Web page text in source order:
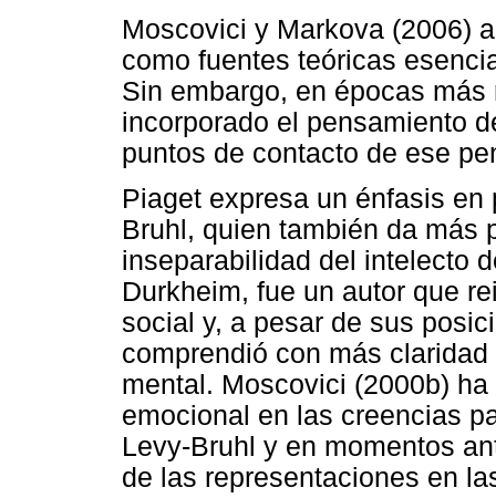
Moscovici y Markova (2006)
como fuentes teóricas
Sin embargo, en épocas
incorporado el pensamiento
puntos de contacto de ese
Piaget expresa un énfasis
Bruhl, quien también da más
inseparabilidad del intelecto
Durkheim, fue un autor que
social y, a pesar de sus
comprendió con más
mental. Moscovici (2000b)
emocional en las creencias
Levy-Bruhl y en momentos
de las representaciones en